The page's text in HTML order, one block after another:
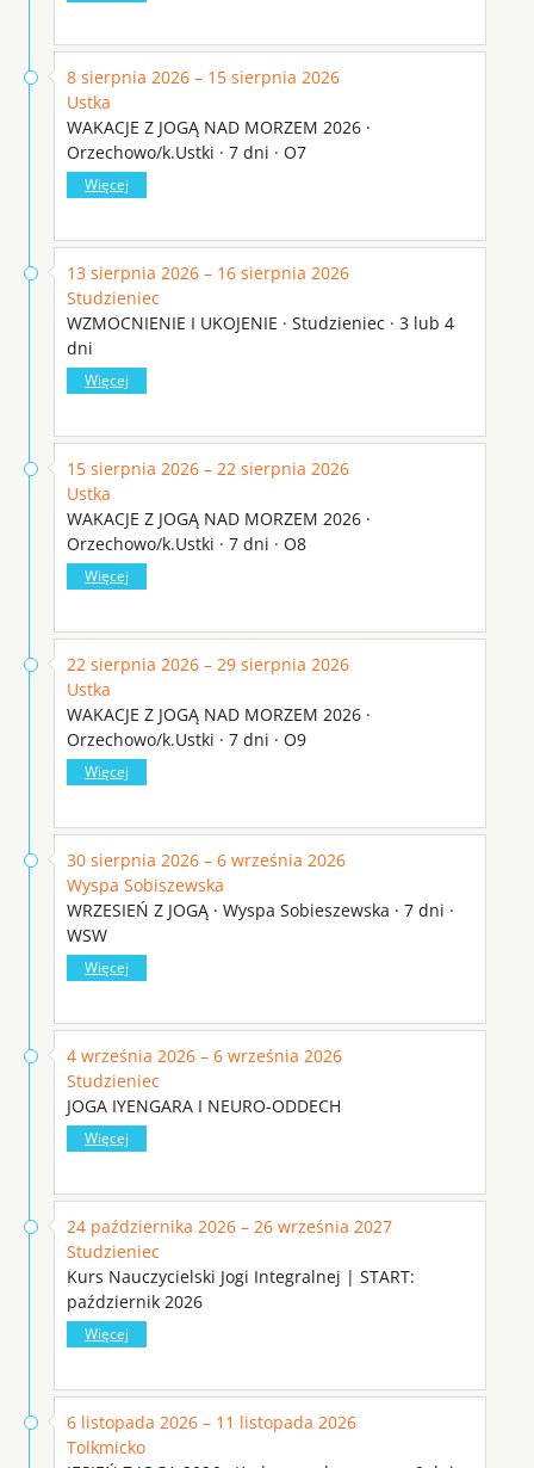
8 sierpnia 2026 – 15 sierpnia 2026
Ustka
WAKACJE Z JOGĄ NAD MORZEM 2026 ·
Orzechowo/k.Ustki · 7 dni · O7
Więcej
13 sierpnia 2026 – 16 sierpnia 2026
Studzieniec
WZMOCNIENIE I UKOJENIE · Studzieniec · 3 lub 4
dni
Więcej
15 sierpnia 2026 – 22 sierpnia 2026
Ustka
WAKACJE Z JOGĄ NAD MORZEM 2026 ·
Orzechowo/k.Ustki · 7 dni · O8
Więcej
22 sierpnia 2026 – 29 sierpnia 2026
Ustka
WAKACJE Z JOGĄ NAD MORZEM 2026 ·
Orzechowo/k.Ustki · 7 dni · O9
Więcej
30 sierpnia 2026 – 6 września 2026
Wyspa Sobiszewska
WRZESIEŃ Z JOGĄ · Wyspa Sobieszewska · 7 dni ·
WSW
Więcej
4 września 2026 – 6 września 2026
Studzieniec
JOGA IYENGARA I NEURO-ODDECH
Więcej
24 października 2026 – 26 września 2027
Studzieniec
Kurs Nauczycielski Jogi Integralnej | START:
październik 2026
Więcej
6 listopada 2026 – 11 listopada 2026
Tolkmicko